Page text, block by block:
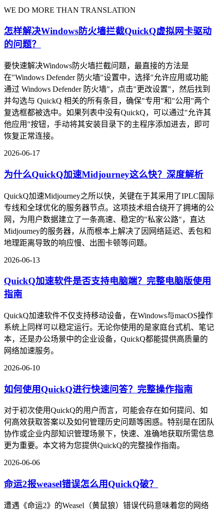
WE DO MORE THAN TRANSLATION
怎样解决Windows防火墙拦截QuickQ虚拟网卡驱动
的问题？
要快速解决Windows防火墙拦截问题，最直接的方法是
在"Windows Defender 防火墙"设置中，选择"允许应用或功能
通过 Windows Defender 防火墙"，点击"更改设置"，然后找到
并勾选与 QuickQ 相关的所有条目，确保"专用"和"公用"两个
复选框都被选中。如果列表中没有QuickQ，可以通过"允许其
他应用"按钮，手动将其安装目录下的主程序添加进去，即可
恢复正常连接。
2026-06-17
为什么QuickQ加速Midjourney这么快？深度解析
QuickQ加速Midjourney之所以快，关键在于其采用了IPLC国际
专线和全球优化的服务器节点。这项技术组合绕开了拥堵的公
网，为用户数据建立了一条高速、稳定的"私家公路"，直达
Midjourney的服务器，从而根本上解决了因网络延迟、丢包和
地理距离导致的响应慢、出图卡顿等问题。
2026-06-13
QuickQ加速软件是否支持电脑端？完整电脑版使用
指南
QuickQ加速软件不仅支持移动设备，在Windows与macOS操作
系统上同样可以稳定运行。无论你使用的是家庭台式机、笔记
本，还是办公场景中的企业设备，QuickQ都能提供高质量的
网络加速服务。
2026-06-10
如何使用QuickQ进行快速问答？完整操作指南
对于初次使用QuickQ的用户而言，可能会存在如何提问、如
何高效获取答案以及如何管理历史问题等困惑。特别是在团队
协作或企业内部知识管理场景下，快速、准确地获取所需信息
更为重要。本文将为您提供QuickQ的完整操作指南。
2026-06-06
命运2报weasel错误怎么用QuickQ破？
遭遇《命运2》的Weasel（黄鼠狼）错误代码意味着您的网络